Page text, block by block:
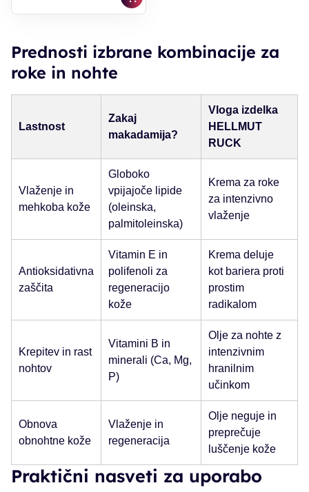
Prednosti izbrane kombinacije za
roke in nohte
Lastnost
Zakaj
makadamija?
Vloga izdelka
HELLMUT
RUCK
Vlaženje in
mehkoba kože
Globoko
vpijajoče lipide
(oleinska,
palmitoleinska)
Krema za roke
za intenzivno
vlaženje
Antioksidativna
zaščita
Vitamin E in
polifenoli za
regeneracijo
kože
Krema deluje
kot bariera proti
prostim
radikalom
Krepitev in rast
nohtov
Vitamini B in
minerali (Ca, Mg,
P)
Olje za nohte z
intenzivnim
hranilnim
učinkom
Obnova
obnohtne kože
Vlaženje in
regeneracija
Olje neguje in
preprečuje
luščenje kože
Praktični nasveti za uporabo